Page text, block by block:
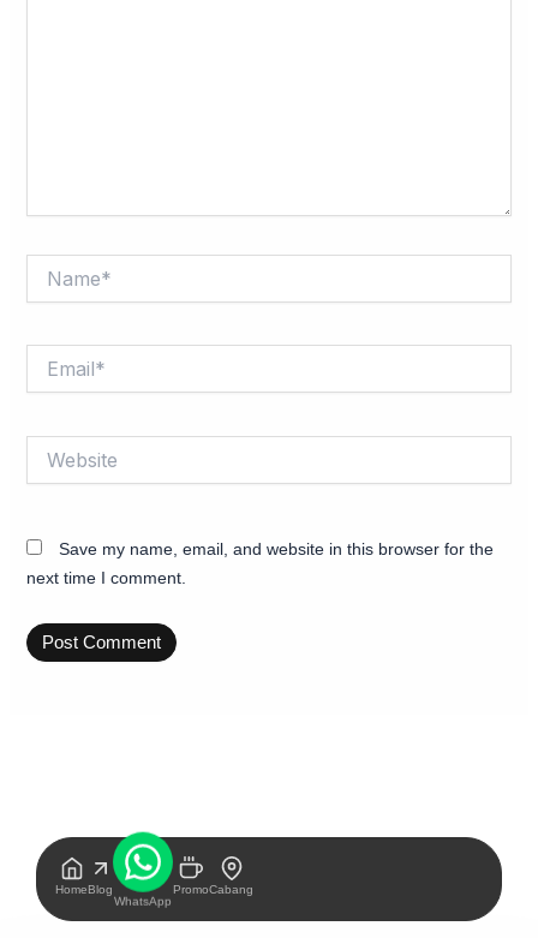
Save my name, email, and website in this browser for the
next time I comment.
HomeBlogWhatsApp PromoCabang